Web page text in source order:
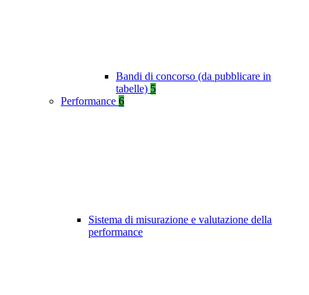
Bandi di concorso (da pubblicare in
tabelle) 5
Performance 6
Sistema di misurazione e valutazione della
performance